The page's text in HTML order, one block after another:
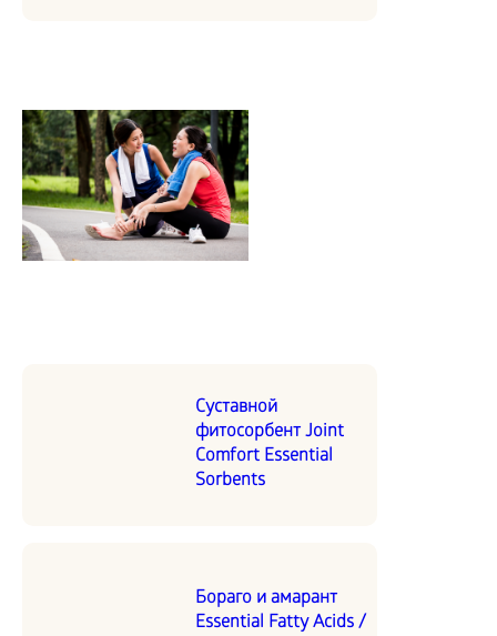
Суставной
фитосорбент Joint
Comfort Essential
Sorbents
Бораго и амарант
Essential Fatty Acids /